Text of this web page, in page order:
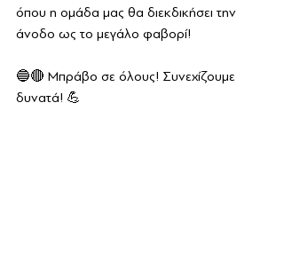
όπου η ομάδα μας θα διεκδικήσει την
άνοδο ως το μεγάλο φαβορί!
🔵🔴 Μπράβο σε όλους! Συνεχίζουμε
δυνατά! 💪